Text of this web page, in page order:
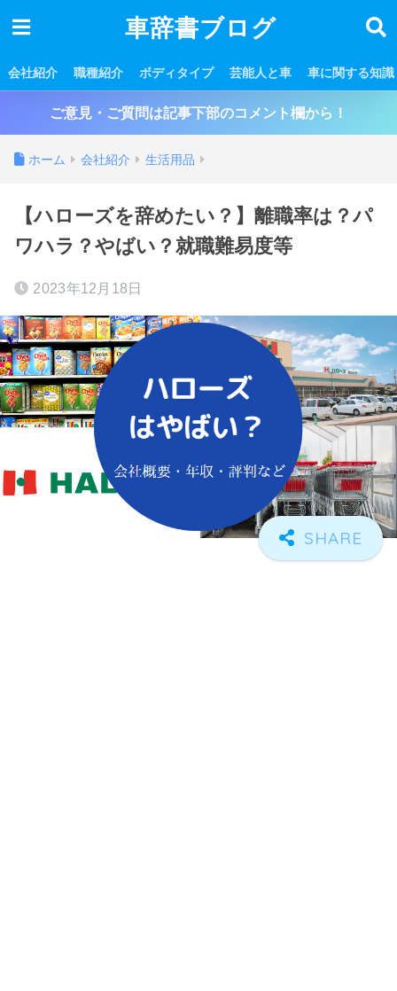
車辞書ブログ
会社紹介 職種紹介 ボディタイプ 芸能人と車 車に関する知識
ご意見・ご質問は記事下部のコメント欄から！
ホーム 会社紹介 生活用品
【ハローズを辞めたい？】離職率は？パ
ワハラ？やばい？就職難易度等
2023年12月18日